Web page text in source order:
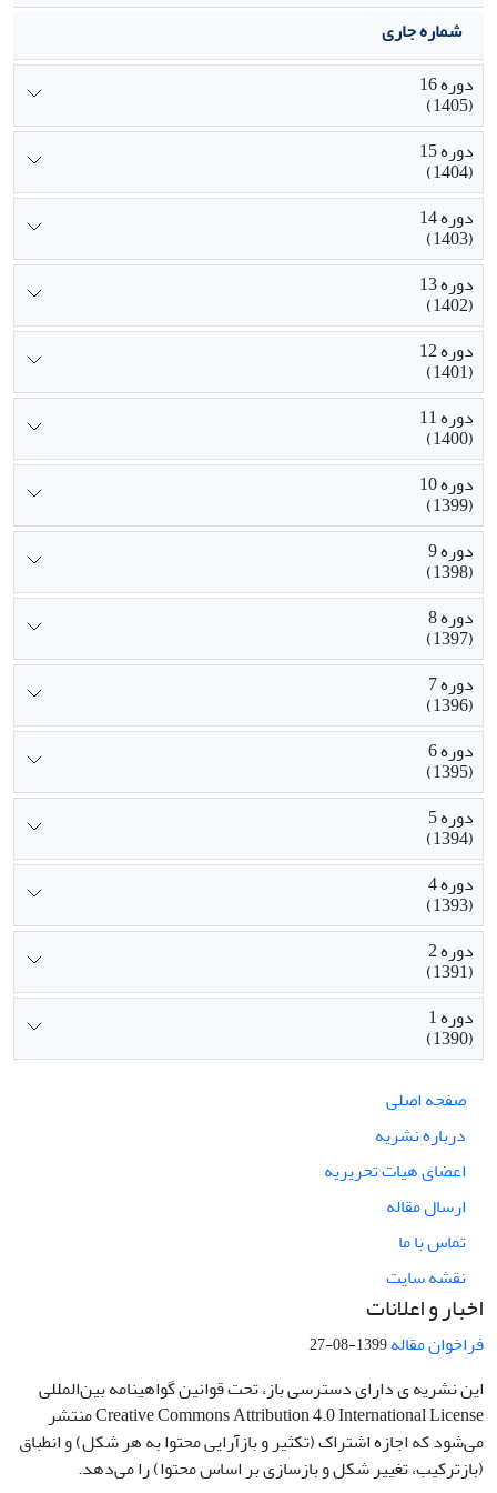
شماره جاری
دوره 16
(1405)
دوره 15
(1404)
دوره 14
(1403)
دوره 13
(1402)
دوره 12
(1401)
دوره 11
(1400)
دوره 10
(1399)
دوره 9
(1398)
دوره 8
(1397)
دوره 7
(1396)
دوره 6
(1395)
دوره 5
(1394)
دوره 4
(1393)
دوره 2
(1391)
دوره 1
(1390)
صفحه اصلی
درباره نشریه
اعضای هیات تحریریه
ارسال مقاله
تماس با ما
نقشه سایت
اخبار و اعلانات
فراخوان مقاله1399-08-27
این نشریه ی دارای دسترسی باز، تحت قوانین گواهینامه بین‌المللی
Creative Commons Attribution 4.0 International License منتشر
می‌شود که اجازه اشتراک (تکثیر و بازآرایی محتوا به هر شکل) و انطباق
(بازترکیب، تغییر شکل و بازسازی بر اساس محتوا) را می‌دهد.